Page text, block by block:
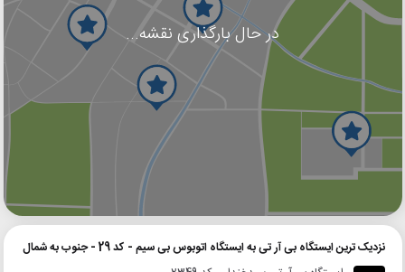
در حال بارگذاری نقشه...
گوگل
نزدیک ترین ایستگاه بی آر تی به ایستگاه اتوبوس بی سیم - کد 29 - جنوب به شمال